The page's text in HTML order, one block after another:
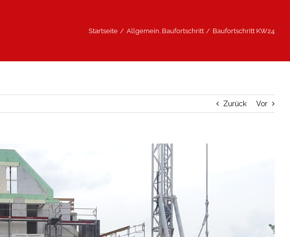
Startseite Allgemein Baufortschritt Baufortschritt KW24
Zurück Vor